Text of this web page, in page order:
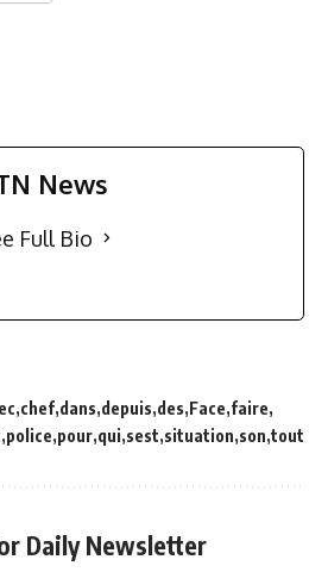
News
Full Bio
chef dans depuis des Face faire
police pour qui sest situation son tout
Daily Newsletter